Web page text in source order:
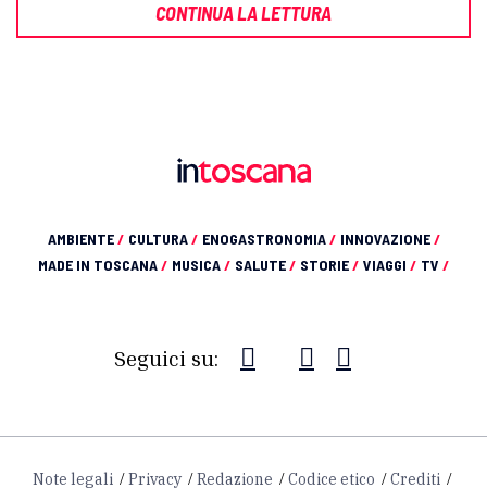
CONTINUA LA LETTURA
AMBIENTE/ CULTURA/ ENOGASTRONOMIA/ INNOVAZIONE/
MADE IN TOSCANA/ MUSICA/ SALUTE/ STORIE/ VIAGGI / TV /
Seguici su:
Note legali Privacy Redazione Codice etico Crediti